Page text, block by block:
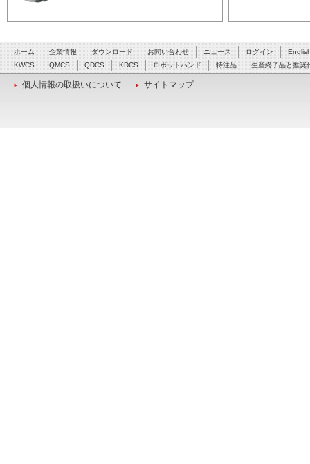
ホーム 企業情報 ダウンロード お問い合わせ ニュース ログイン
KWCS
QMCS QDCS KDCS ロボットハンド 特注品 生産終了品と推奨
個人情報の取扱いについて サイトマップ